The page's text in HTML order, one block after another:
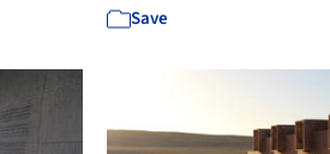
Save